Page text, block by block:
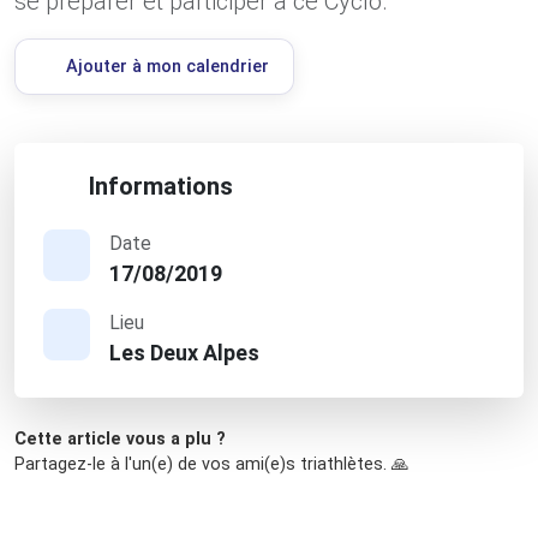
Ajouter à mon calendrier
Informations
Date
17/08/2019
Lieu
Les Deux Alpes
Cette article vous a plu ?
Partagez-le à l'un(e) de vos ami(e)s triathlètes. 🙏